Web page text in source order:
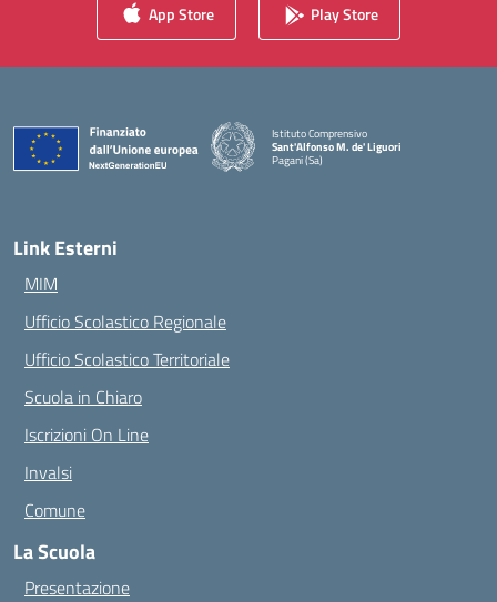
App Store Play Store
Istituto Comprensivo
Sant'Alfonso M. de' Liguori
Pagani (Sa)
— Visita la pagina iniziale della scuola
Link Esterni
MIM
Ufficio Scolastico Regionale
Ufficio Scolastico Territoriale
Scuola in Chiaro
Iscrizioni On Line
Invalsi
Comune
La Scuola
Presentazione